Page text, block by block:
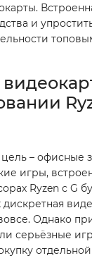
и
– офисные
игры,
Ryzen с G
дискретная
Однако
серьёзные